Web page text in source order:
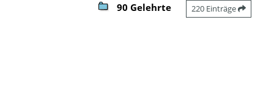
90 Gelehrte 220 Einträge